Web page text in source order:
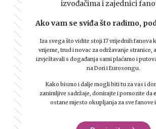
izvođačima i zajednici
Ako vam se sviđa što radimo,
Iza svega što vidite stoji 17 vrijednih fanova
vrijeme, trud i novac za održavanje stranice,
izvještavali s događanja sami plaćamo i
na Dori i Eurosongu.
Kako bismo i dalje mogli biti tu za vas i
zanimljive sadržaje, donirajte i pomozite da
ostane mjesto okupljanja za sve fanove